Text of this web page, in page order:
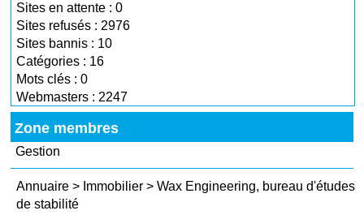
Sites en attente : 0
Sites refusés : 2976
Sites bannis : 10
Catégories : 16
Mots clés : 0
Webmasters : 2247
Zone membres
Gestion
Annuaire > Immobilier >Wax Engineering, bureau d'études
de stabilité